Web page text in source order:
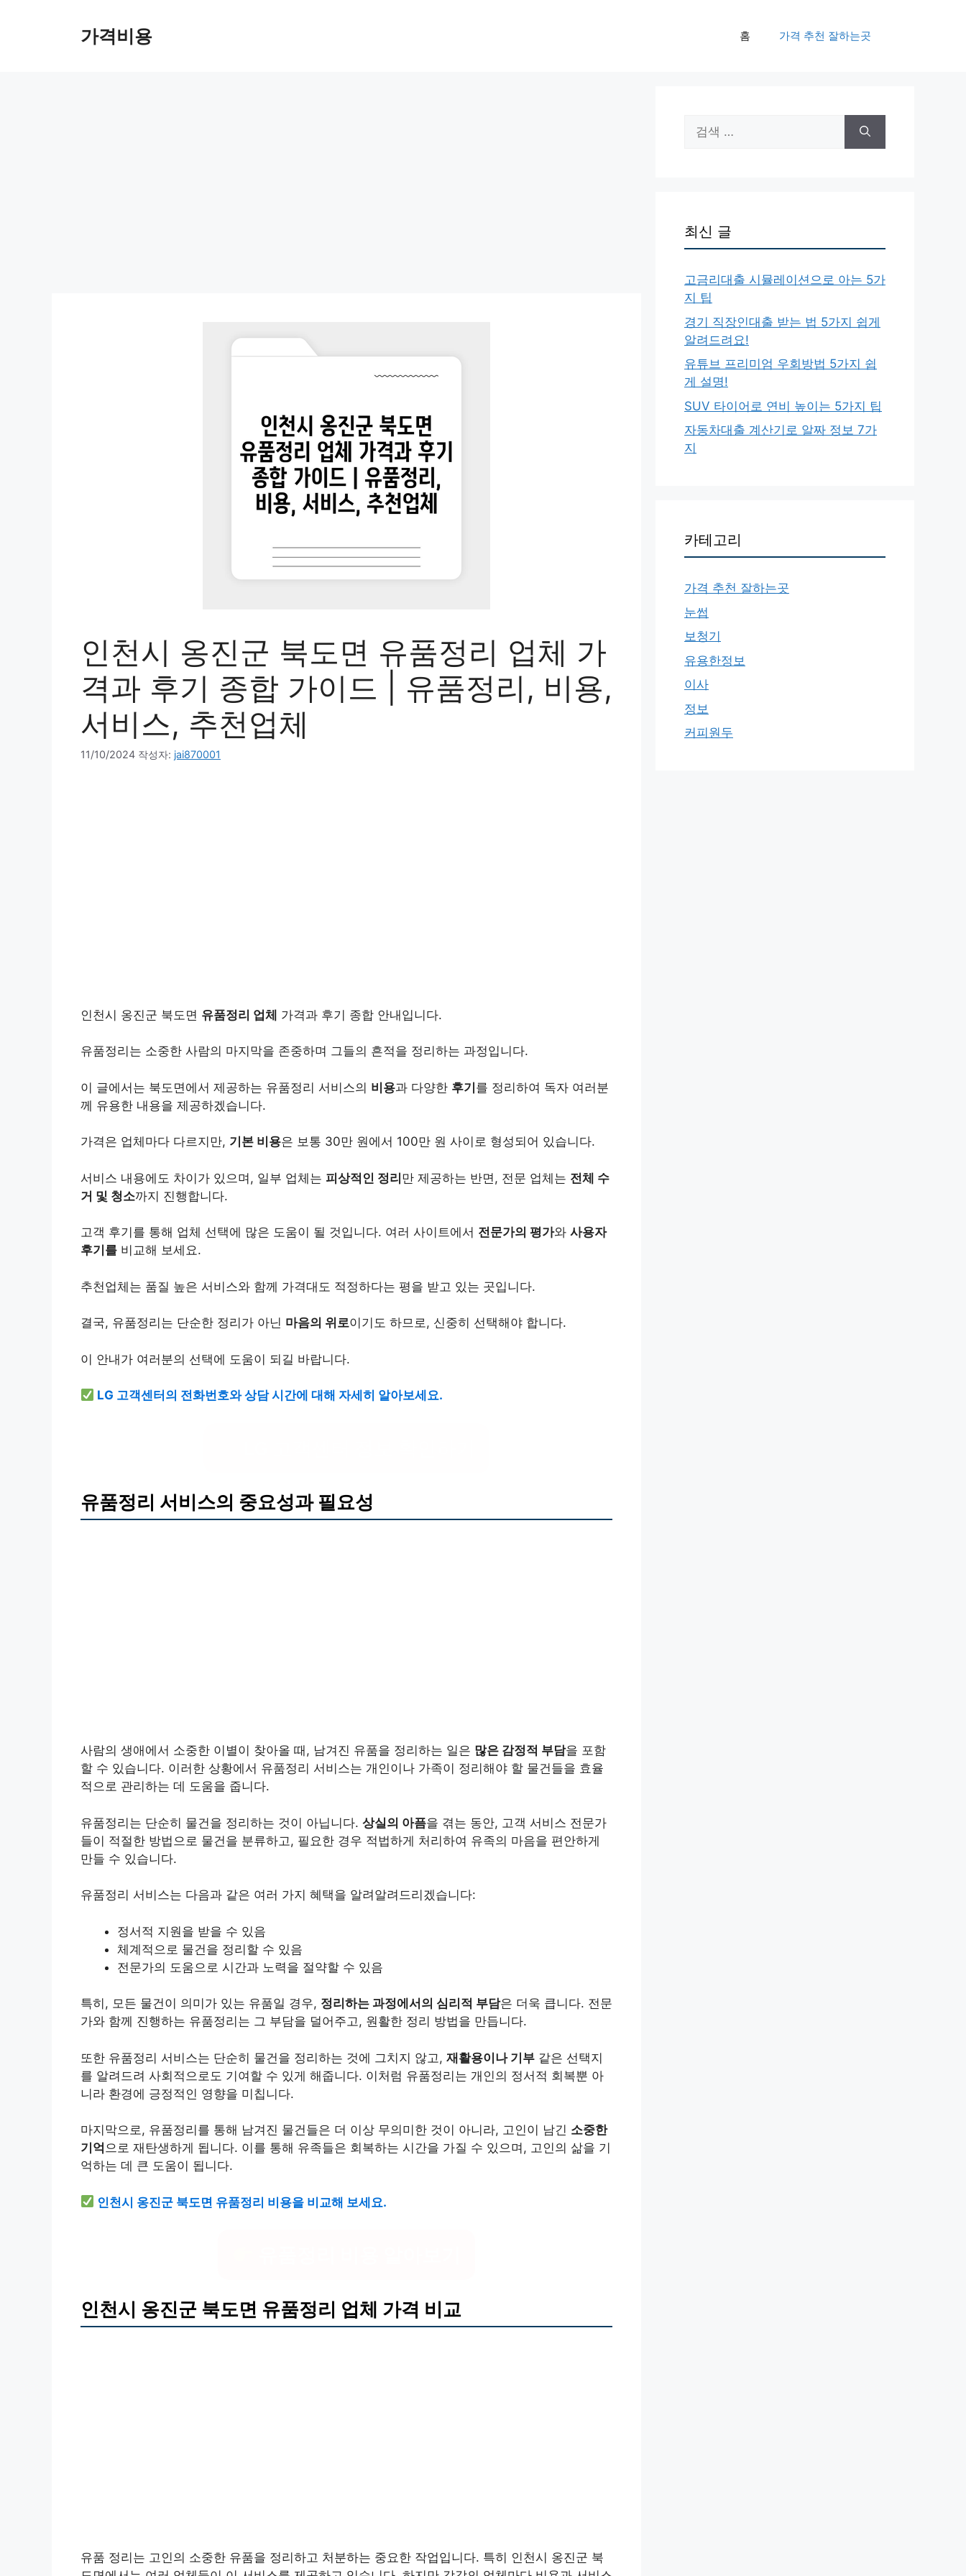
가격비용 홈 가격 추천 잘하는곳
인천시 옹진군 북도면 유품정리 업체 가
격과 후기 종합 가이드 | 유품정리, 비용,
서비스, 추천업체
11/10/2024 작성자: jai870001
인천시 옹진군 북도면 유품정리 업체 가격과 후기 종합 안내입니다.
유품정리는 소중한 사람의 마지막을 존중하며 그들의 흔적을 정리하는 과정입니다.
이 글에서는 북도면에서 제공하는 유품정리 서비스의 비용과 다양한 후기를 정리하여 독자 여러분
께 유용한 내용을 제공하겠습니다.
가격은 업체마다 다르지만, 기본 비용은 보통 30만 원에서 100만 원 사이로 형성되어 있습니다.
서비스 내용에도 차이가 있으며, 일부 업체는 피상적인 정리만 제공하는 반면, 전문 업체는 전체 수
거 및 청소까지 진행합니다.
고객 후기를 통해 업체 선택에 많은 도움이 될 것입니다. 여러 사이트에서 전문가의 평가와 사용자
후기를 비교해 보세요.
추천업체는 품질 높은 서비스와 함께 가격대도 적정하다는 평을 받고 있는 곳입니다.
결국, 유품정리는 단순한 정리가 아닌 마음의 위로이기도 하므로, 신중히 선택해야 합니다.
이 안내가 여러분의 선택에 도움이 되길 바랍니다.
LG 고객센터의 전화번호와 상담 시간에 대해 자세히 알아보세요.
유품정리 서비스의 중요성과 필요성
사람의 생애에서 소중한 이별이 찾아올 때, 남겨진 유품을 정리하는 일은 많은 감정적 부담을 포함
할 수 있습니다. 이러한 상황에서 유품정리 서비스는 개인이나 가족이 정리해야 할 물건들을 효율
적으로 관리하는 데 도움을 줍니다.
유품정리는 단순히 물건을 정리하는 것이 아닙니다. 상실의 아픔을 겪는 동안, 고객 서비스 전문가
들이 적절한 방법으로 물건을 분류하고, 필요한 경우 적법하게 처리하여 유족의 마음을 편안하게
만들 수 있습니다.
유품정리 서비스는 다음과 같은 여러 가지 혜택을 알려알려드리겠습니다:
정서적 지원을 받을 수 있음
체계적으로 물건을 정리할 수 있음
전문가의 도움으로 시간과 노력을 절약할 수 있음
특히, 모든 물건이 의미가 있는 유품일 경우, 정리하는 과정에서의 심리적 부담은 더욱 큽니다. 전문
가와 함께 진행하는 유품정리는 그 부담을 덜어주고, 원활한 정리 방법을 만듭니다.
또한 유품정리 서비스는 단순히 물건을 정리하는 것에 그치지 않고, 재활용이나 기부 같은 선택지
를 알려드려 사회적으로도 기여할 수 있게 해줍니다. 이처럼 유품정리는 개인의 정서적 회복뿐 아
니라 환경에 긍정적인 영향을 미칩니다.
마지막으로, 유품정리를 통해 남겨진 물건들은 더 이상 무의미한 것이 아니라, 고인이 남긴 소중한
기억 으로 재탄생하게 됩니다. 이를 통해 유족들은 회복하는 시간을 가질 수 있으며, 고인의 삶을 기
억하는 데 큰 도움이 됩니다.
인천시 옹진군 북도면 유품정리 비용을 비교해 보세요.
인천시 옹진군 북도면 유품정리 업체 가격 비교
유품 정리는 고인의 소중한 유품을 정리하고 처분하는 중요한 작업입니다. 특히 인천시 옹진군 북
색:
최신 글
고금리대출 시뮬레이션으로 아는 5가
지 팁
경기 직장인대출 받는 법 5가지 쉽게
알려드려요!
유튜브 프리미엄 우회방법 5가지 쉽
게 설명!
SUV 타이어로 연비 높이는 5가지 팁
자동차대출 계산기로 알짜 정보 7가
지
카테고리
가격 추천 잘하는곳
눈썹
보청기
유용한정보
이사
정보
커피원두